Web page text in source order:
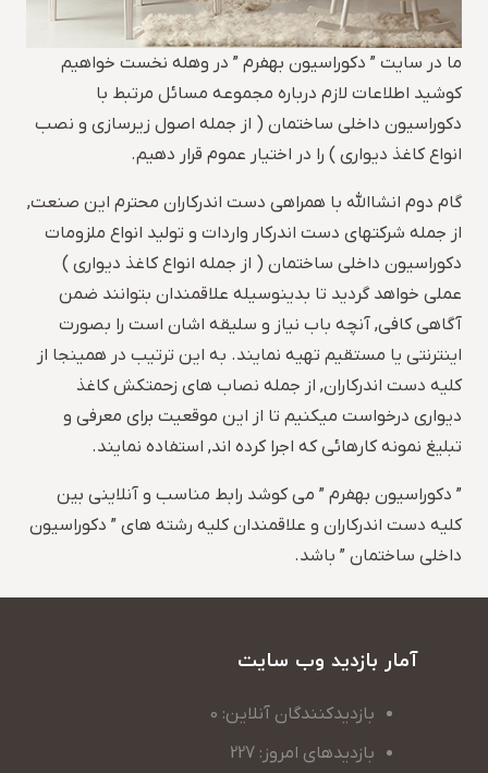
ما در سایت ” دکوراسیون بهفرم ” در وهله نخست خواهیم
کوشید اطلاعات لازم درباره مجموعه مسائل مرتبط با
دکوراسیون داخلی ساختمان ( از جمله اصول زیرسازی و نصب
انواع کاغذ دیواری ) را در اختیار عموم قرار دهیم.
گام دوم انشاالله با همراهی دست اندرکاران محترم این صنعت,
از جمله شرکتهای دست اندرکار واردات و تولید انواع ملزومات
دکوراسیون داخلی ساختمان ( از جمله انواع کاغذ دیواری )
عملی خواهد گردید تا بدینوسیله علاقمندان بتوانند ضمن
آگاهی کافی, آنچه باب نیاز و سلیقه اشان است را بصورت
اینترنتی یا مستقیم تهیه نمایند. به این ترتیب در همینجا از
کلیه دست اندرکاران, از جمله نصاب های زحمتکش کاغذ
دیواری درخواست میکنیم تا از این موقعیت برای معرفی و
تبلیغ نمونه کارهائی که اجرا کرده اند, استفاده نمایند.
” دکوراسیون بهفرم ” می کوشد رابط مناسب و آنلاینی بین
کلیه دست اندرکاران و علاقمندان کلیه رشته های ” دکوراسیون
داخلی ساختمان ” باشد.
آمار بازدید وب سایت
بازدیدکنندگان آنلاین: 0
بازدیدهای امروز: 227